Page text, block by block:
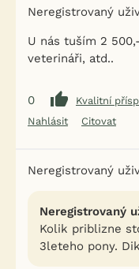
Neregistrovaný
U nás tuším 2
veterináři, atd..
0
Kvalitní
Nahlásit
Citovat
Neregistrovaný
Neregistrovaný
Kolik priblizne
3leteho pony. Dik